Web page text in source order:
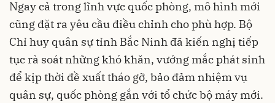
Ngay cả trong lĩnh vực quốc phòng, mô hình mới
cũng đặt ra yêu cầu điều chỉnh cho phù hợp. Bộ
Chỉ huy quân sự tỉnh Bắc Ninh đã kiến nghị tiếp
tục rà soát những khó khăn, vướng mắc phát sinh
để kịp thời đề xuất tháo gỡ, bảo đảm nhiệm vụ
quân sự, quốc phòng gắn với tổ chức bộ máy mới.